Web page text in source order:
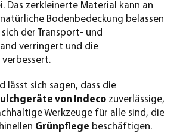
Das zerkleinerte Material kann an
Bodenbedeckung belassen
der Transport- und
verringert und die
lässt sich sagen, dass die
von Indeco zuverlässige,
Werkzeuge für alle sind, die
Grünpflege beschäftigen.